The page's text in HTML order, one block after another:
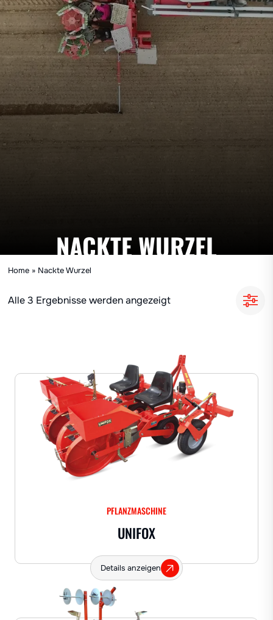
NACKTE WURZEL
Home » Nackte Wurzel
Alle 3 Ergebnisse werden angezeigt
PFLANZMASCHINE
UNIFOX
Details anzeigen